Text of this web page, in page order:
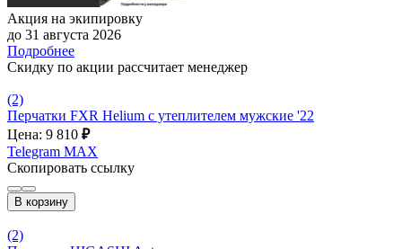
Акция на экипировку
до 31 августа 2026
Подробнее
Скидку по акции рассчитает менеджер
(2)
Перчатки FXR Helium с утеплителем мужские '22
Цена: 9 810 ₽
Telegram MAX
Скопировать ссылку
В корзину
(2)